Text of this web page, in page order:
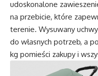
udoskonalone
na przebicie, które
terenie. Wysuwany
do własnych potrzeb, a
kg pomieści zakupy i